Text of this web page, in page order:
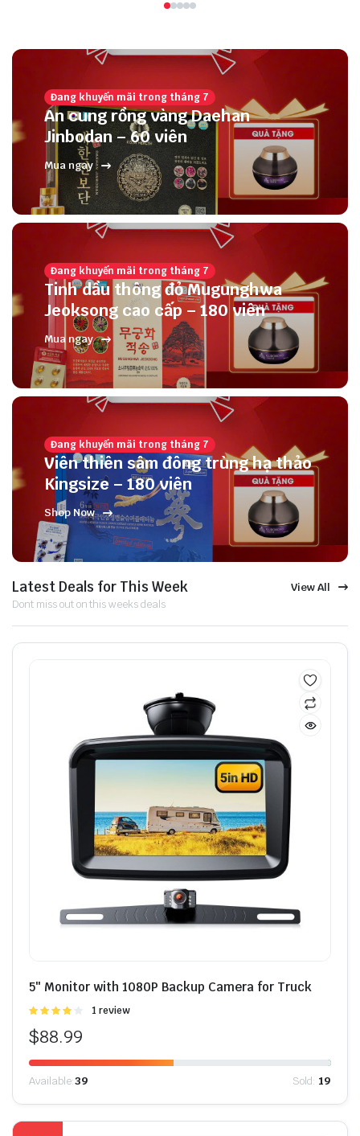
Đang khuyến mãi trong tháng 7
An cung rồng vàng Daehan
Jinbodan – 60 viên
Mua ngay
Đang khuyến mãi trong tháng 7
Tinh dầu thông đỏ Mugunghwa
Jeoksong cao cấp – 180 viên
Mua ngay
Đang khuyến mãi trong tháng 7
Viên thiên sâm đông trùng hạ thảo
Kingsize – 180 viên
Shop Now
Latest Deals for This Week
Dont miss out on this weeks deals
View All
5″ Monitor with 1080P Backup Camera for Truck
Được
4.005
sao
1 review
$88.99
Available:39 Sold: 19